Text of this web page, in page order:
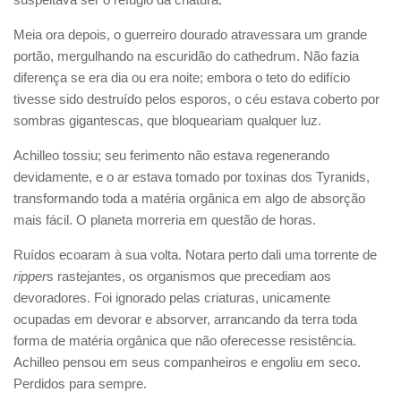
Meia ora depois, o guerreiro dourado atravessara um grande
portão, mergulhando na escuridão do cathedrum. Não fazia
diferença se era dia ou era noite; embora o teto do edifício
tivesse sido destruído pelos esporos, o céu estava coberto por
sombras gigantescas, que bloqueariam qualquer luz.
Achilleo tossiu; seu ferimento não estava regenerando
devidamente, e o ar estava tomado por toxinas dos Tyranids,
transformando toda a matéria orgânica em algo de absorção
mais fácil. O planeta morreria em questão de horas.
Ruídos ecoaram à sua volta. Notara perto dali uma torrente de
rippers rastejantes, os organismos que precediam aos
devoradores. Foi ignorado pelas criaturas, unicamente
ocupadas em devorar e absorver, arrancando da terra toda
forma de matéria orgânica que não oferecesse resistência.
Achilleo pensou em seus companheiros e engoliu em seco.
Perdidos para sempre.